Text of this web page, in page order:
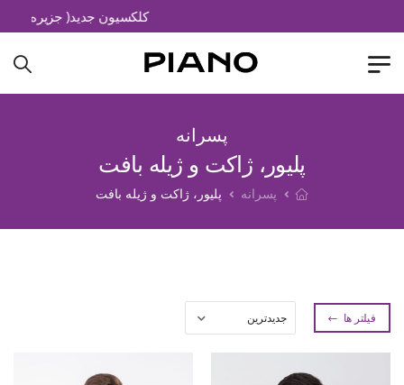
کلکسیون جدید( جزیره خیال)
پسرانه
پلیور، ژاکت و ژیله بافت
پسرانه پلیور، ژاکت و ژیله بافت
فیلتر ها